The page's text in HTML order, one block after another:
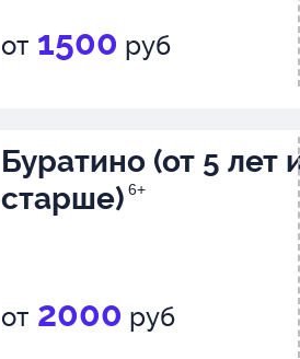
от 1500 руб
Буратино (от 5 лет
старше) 6+
от 2000 руб